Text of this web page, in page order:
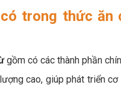
trong thức
gồm có các thành phần
cao, giúp phát triển